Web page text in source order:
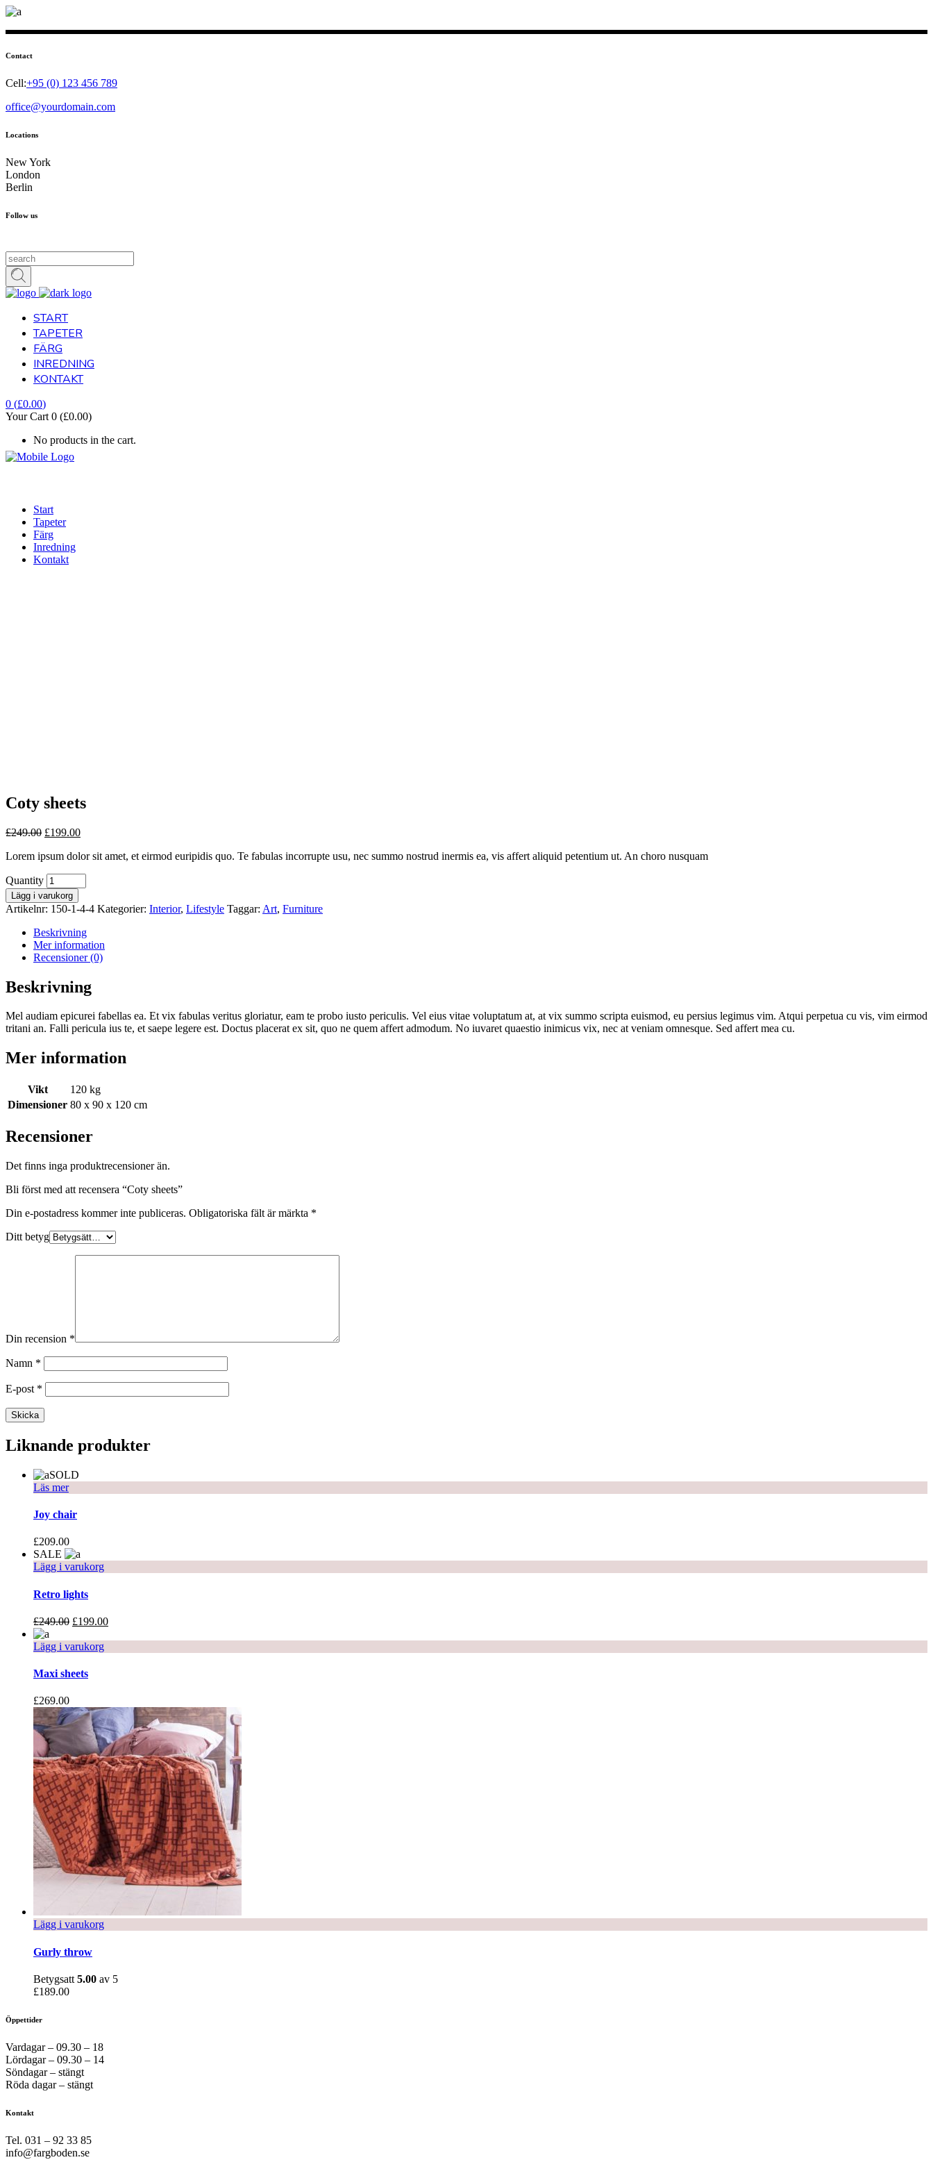
Contact
Cell:+95 (0) 123 456 789
office@yourdomain.com
Locations
New York
London
Berlin
Follow us
START
TAPETER
FÄRG
INREDNING
KONTAKT
0 (£0.00)
Your Cart 0 (£0.00)
No products in the cart.
Start
Tapeter
Färg
Inredning
Kontakt
Coty sheets
£249.00 £199.00
Lorem ipsum dolor sit amet, et eirmod euripidis quo. Te fabulas incorrupte usu, nec summo nostrud inermis ea, vis affert aliquid petentium ut. An choro nusquam
Quantity
Lägg i varukorg
Artikelnr: 150-1-4-4 Kategorier: Interior, Lifestyle Taggar: Art, Furniture
Beskrivning
Mer information
Recensioner (0)
Beskrivning
Mel audiam epicurei fabellas ea. Et vix fabulas veritus gloriatur, eam te probo iusto periculis. Vel eius vitae voluptatum at, at vix summo scripta euismod, eu persius legimus vim. Atqui perpetua cu vis, vim eirmod
tritani an. Falli pericula ius te, et saepe legere est. Doctus placerat ex sit, quo ne quem affert admodum. No iuvaret quaestio inimicus vix, nec at veniam omnesque. Sed affert mea cu.
Mer information
Vikt
120 kg
Dimensioner 80 x 90 x 120 cm
Recensioner
Det finns inga produktrecensioner än.
Bli först med att recensera “Coty sheets”
Din e-postadress kommer inte publiceras. Obligatoriska fält är märkta *
Ditt betyg
Din recension *
Namn *
E-post *
Liknande produkter
SOLD
Läs mer
Joy chair
£209.00
SALE
Lägg i varukorg
Retro lights
£249.00 £199.00
Lägg i varukorg
Maxi sheets
£269.00
Lägg i varukorg
Gurly throw
Betygsatt 5.00 av 5
£189.00
Öppettider
Vardagar – 09.30 – 18
Lördagar – 09.30 – 14
Söndagar – stängt
Röda dagar – stängt
Kontakt
Tel. 031 – 92 33 85
info@fargboden.se